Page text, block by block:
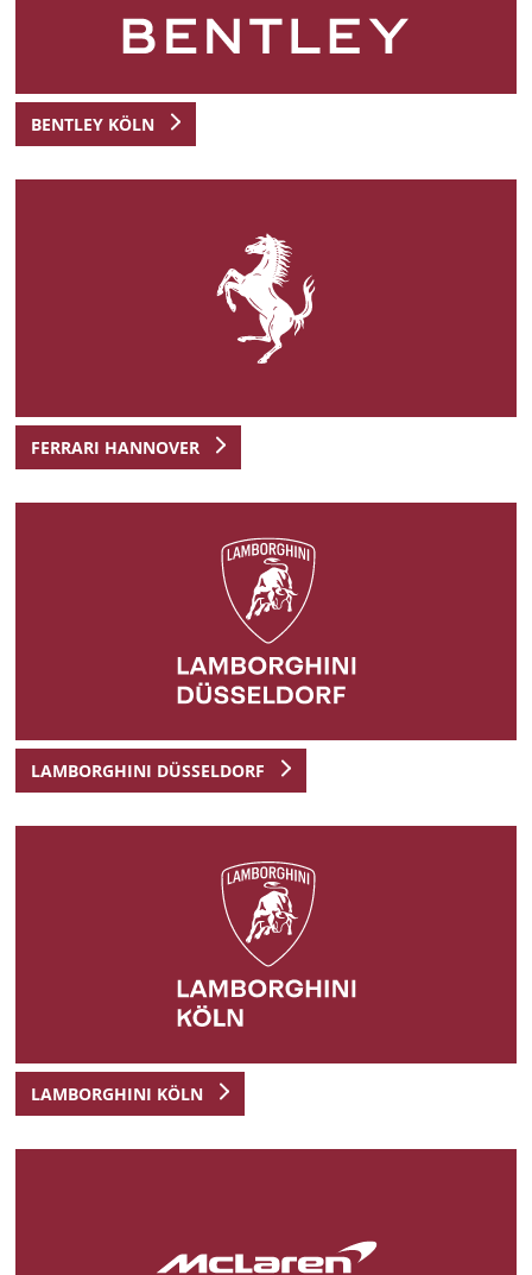
BENTLEY KÖLN
FERRARI HANNOVER
LAMBORGHINI DÜSSELDORF
LAMBORGHINI KÖLN